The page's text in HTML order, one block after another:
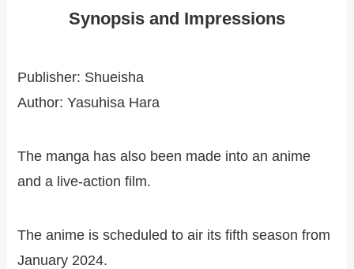
Synopsis and Impressions
Publisher: Shueisha
Author: Yasuhisa Hara
The manga has also been made into an anime
and a live-action film.
The anime is scheduled to air its fifth season from
January 2024.